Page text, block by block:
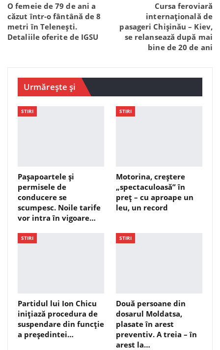
O femeie de 79 de ani a
căzut într-o fântână de 8
metri în Telenești.
Detaliile oferite de IGSU
Cursa feroviară
internațională de
pasageri Chișinău – Kiev,
se relansează după mai
bine de 20 de ani
Urmărește și
STIRI
Pașapoartele și
permisele de
conducere se
scumpesc. Noile tarife
vor intra în vigoare…
STIRI
Motorina, creștere
„spectaculoasă” în
preț – cu aproape un
leu, un record
STIRI
Partidul lui Ion Chicu
inițiază procedura de
suspendare din funcție
a președintei…
STIRI
Două persoane din
dosarul Moldatsa,
plasate în arest
preventiv. A treia – în
arest la…